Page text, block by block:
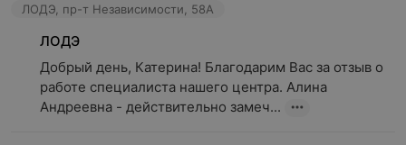
ЛОДЭ, пр-т Независимости, 58А
ЛОДЭ
Добрый день, Катерина! Благодарим Вас за отзыв о
работе специалиста нашего центра. Алина
Андреевна - действительно замеч...